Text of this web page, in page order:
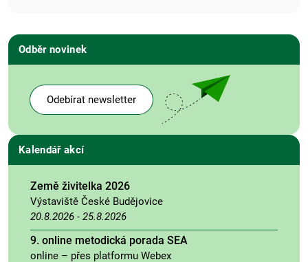
Odběr novinek
Odebírat newsletter
Kalendář akcí
Země živitelka 2026
Výstaviště České Budějovice
20.8.2026 - 25.8.2026
9. online metodická porada SEA
online – přes platformu Webex